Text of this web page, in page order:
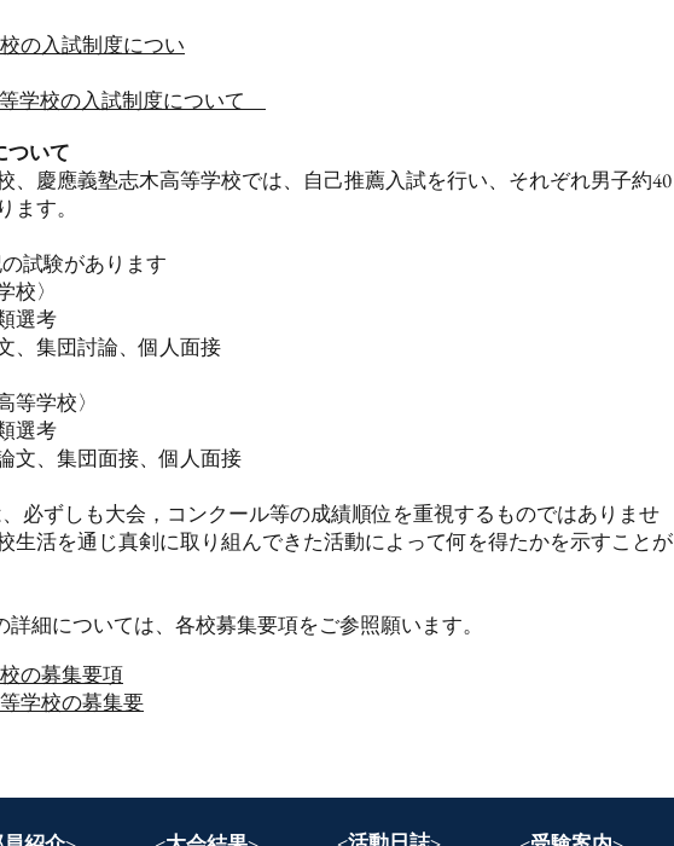
ついて
、慶應義塾志木高等学校では、自己推薦入試を行い、それぞれ男子約40
ます。
試験があります
校〉
選考
、集団討論、個人面接
等学校〉
選考
文、集団面接、個人面接
必ずしも大会，コンクール等の成績順位を重視するものではありませ
生活を通じ真剣に取り組んできた活動によって何を得たかを示すことが
詳細については、各校募集要項をご参照願います。
の入試制度につい
学校の入試制度について
の募集要項
学校の募集要